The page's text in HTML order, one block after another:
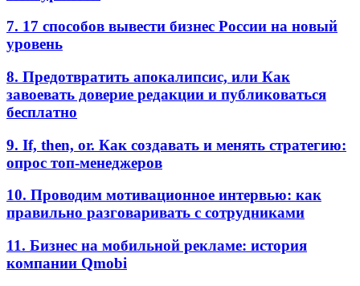
7. 17 способов вывести бизнес России на новый
уровень
8. Предотвратить апокалипсис, или Как
завоевать доверие редакции и публиковаться
бесплатно
9. If, then, or. Как создавать и менять стратегию:
опрос топ-менеджеров
10. Проводим мотивационное интервью: как
правильно разговаривать с сотрудниками
11. Бизнес на мобильной рекламе: история
компании Qmobi